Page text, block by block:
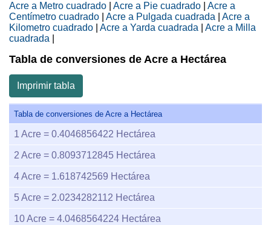
Acre a Metro cuadrado
Acre a Pie cuadrado
Acre a
Centímetro cuadrado
Acre a Pulgada cuadrada
Acre a
Kilometro cuadrado
Acre a Yarda cuadrada
Acre a Milla
cuadrada
Tabla de conversiones de Acre a Hectárea
Imprimir tabla
Tabla de conversiones de Acre a Hectárea
1 Acre = 0.4046856422 Hectárea
2 Acre = 0.8093712845 Hectárea
4Acre = 1.618742569 Hectárea
5Acre = 2.0234282112 Hectárea
10Acre = 4.0468564224 Hectárea